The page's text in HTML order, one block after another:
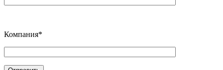
Компания*